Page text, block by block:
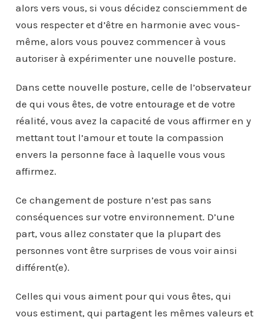
alors vers vous, si vous décidez consciemment de
vous respecter et d’être en harmonie avec vous-
même, alors vous pouvez commencer à vous
autoriser à expérimenter une nouvelle posture.
Dans cette nouvelle posture, celle de l’observateur
de qui vous êtes, de votre entourage et de votre
réalité, vous avez la capacité de vous affirmer en y
mettant tout l’amour et toute la compassion
envers la personne face à laquelle vous vous
affirmez.
Ce changement de posture n’est pas sans
conséquences sur votre environnement. D’une
part, vous allez constater que la plupart des
personnes vont être surprises de vous voir ainsi
différent(e).
Celles qui vous aiment pour qui vous êtes, qui
vous estiment, qui partagent les mêmes valeurs et